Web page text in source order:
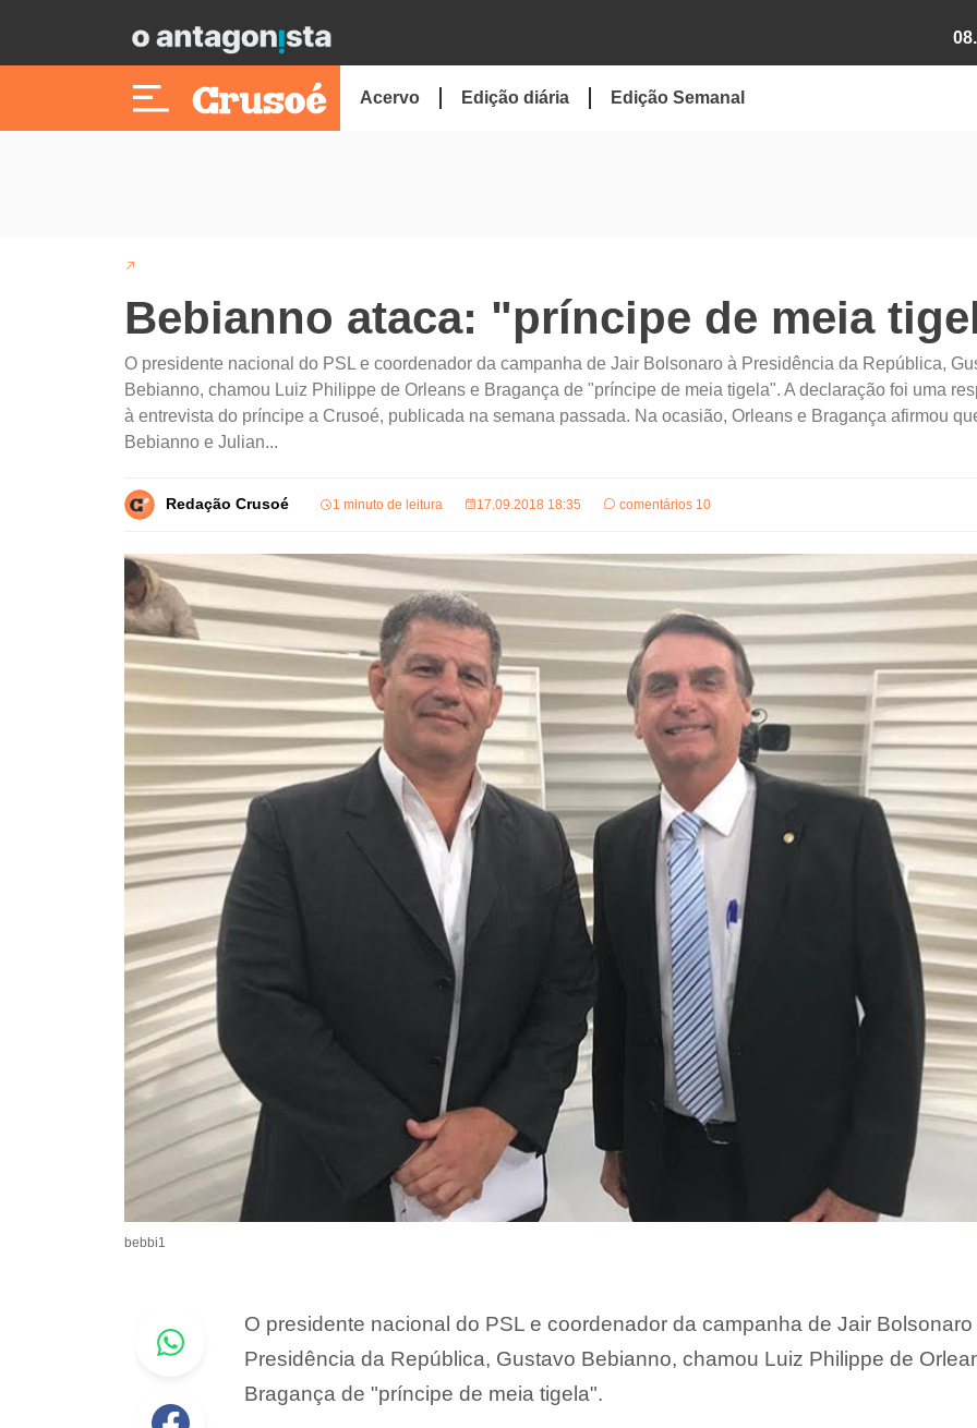
Acervo Edição diária Edição Semanal
Bebianno ataca: "príncipe de meia
O presidente nacional do PSL e coordenador da campanha de Jair Bolsonaro à Presidência da República,
Bebianno, chamou Luiz Philippe de Orleans e Bragança de "príncipe de meia tigela". A declaração foi uma
à entrevista do príncipe a Crusoé, publicada na semana passada. Na ocasião, Orleans e Bragança afirmou
Bebianno e Julian...
Redação Crusoé 1 minuto de leitura 17.09.2018 18:35 comentários 10
bebbi1
Whastapp
Facebook
O presidente nacional do PSL e coordenador da campanha de Jair Bolsonaro
Presidência da República, Gustavo Bebianno, chamou Luiz Philippe de
Bragança de "príncipe de meia tigela".